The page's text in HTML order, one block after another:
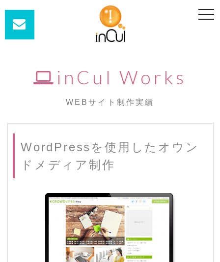
t
o
n
inCul Works
WEBサイト制作実績
WordPressを使用したオウン
ドメディア制作